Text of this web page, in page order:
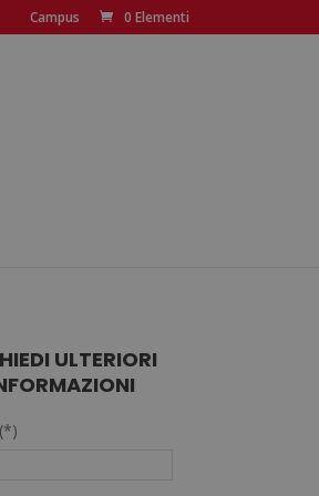
Campus 0 Elementi
ULTERIORI